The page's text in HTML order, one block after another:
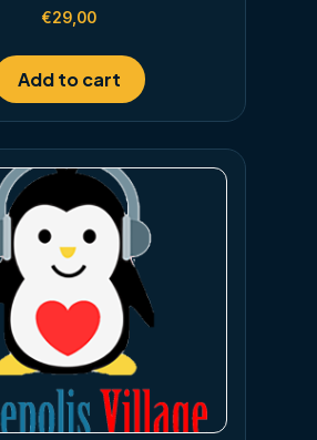
Rated
4.00
€29,00
Add to cart